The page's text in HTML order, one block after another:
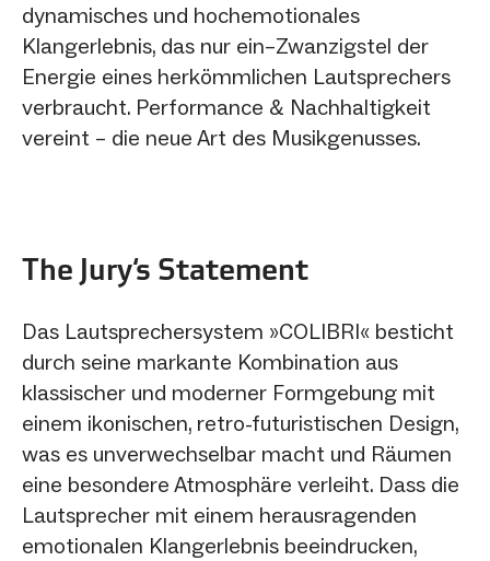
dynamisches und hochemotionales
Klangerlebnis, das nur ein–Zwanzigstel der
Energie eines herkömmlichen Lautsprechers
verbraucht. Performance & Nachhaltigkeit
vereint – die neue Art des Musikgenusses.
The Jury‘s Statement
Das Lautsprechersystem »COLIBRI« besticht
durch seine markante Kombination aus
klassischer und moderner Formgebung mit
einem ikonischen, retro-futuristischen Design,
was es unverwechselbar macht und Räumen
eine besondere Atmosphäre verleiht. Dass die
Lautsprecher mit einem herausragenden
emotionalen Klangerlebnis beeindrucken,